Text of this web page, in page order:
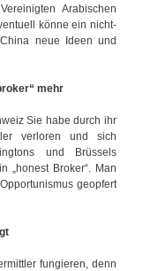
Arabischen
könne ein nicht-
neue Ideen und
mehr
Sie habe durch ihr
verloren und sich
und Brüssels
„honest Broker“. Man
geopfert
fungieren, denn